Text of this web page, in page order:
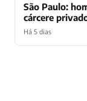
São Paulo:
cárcere
Há 5 dias